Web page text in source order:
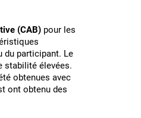
(CAB) pour les
du participant. Le
stabilité élevées.
obtenues avec
ont obtenu des